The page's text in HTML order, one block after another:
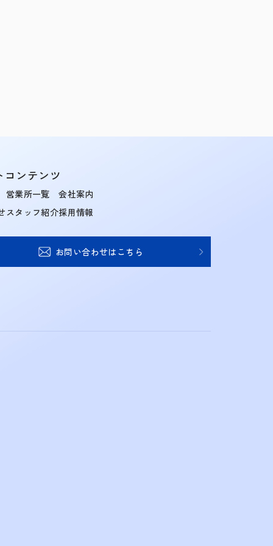
コンテンツ
営業所一覧
スタッフ紹介
会社案内
採用情報
お問い合わせはこちら